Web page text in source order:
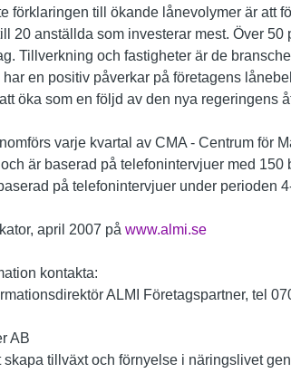
förklaringen till ökande lånevolymer är att
20 anställda som investerar mest. Över
Tillverkning och fastigheter är de
en positiv påverkar på företagens
öka som en följd av den nya regeringens
varje kvartal av CMA - Centrum för
är baserad på telefonintervjuer med
på telefonintervjuer under perioden
april 2007 på www.almi.se
kontakta:
ALMI Företagspartner, tel
AB
tillväxt och förnyelse i näringslivet